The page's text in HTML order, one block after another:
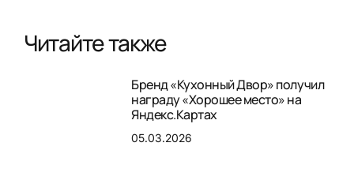
Читайте также
Бренд «Кухонный Двор» получил
награду «Хорошее место» на
Яндекс.Картах
05.03.2026